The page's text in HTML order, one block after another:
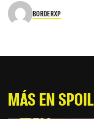
BORDERXP
MÁS EN